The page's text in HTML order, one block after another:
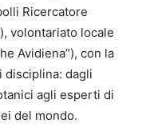
Ricercatore
volontariato locale
Avidiena”), con la
disciplina: dagli
agli esperti di
del mondo.